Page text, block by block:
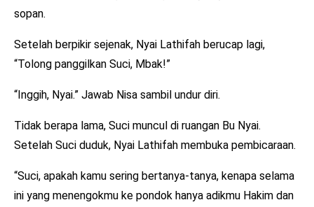
sopan.
Setelah berpikir sejenak, Nyai Lathifah berucap lagi,
“Tolong panggilkan Suci, Mbak!”
“Inggih, Nyai.” Jawab Nisa sambil undur diri.
Tidak berapa lama, Suci muncul di ruangan Bu Nyai.
Setelah Suci duduk, Nyai Lathifah membuka pembicaraan.
“Suci, apakah kamu sering bertanya-tanya, kenapa selama
ini yang menengokmu ke pondok hanya adikmu Hakim dan